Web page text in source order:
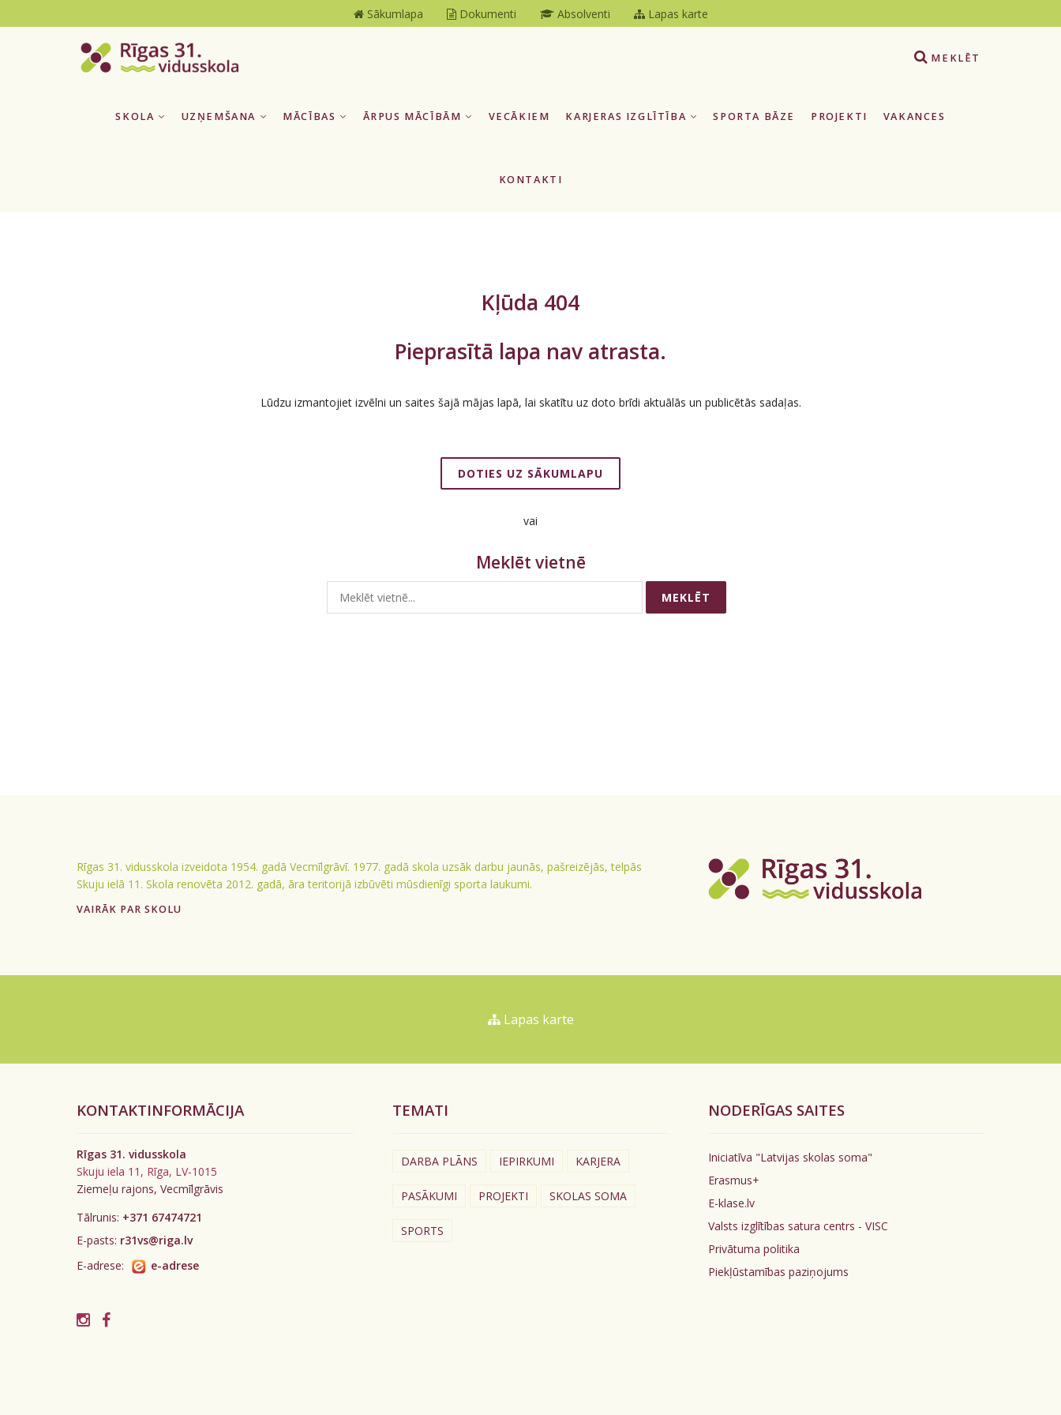
Sākumlapa Dokumenti Absolventi Lapas karte
MEKLĒT
SKOLA UZŅEMŠANA MĀCĪBAS ĀRPUS MĀCĪBĀM VECĀKIEM KARJERAS IZGLĪTĪBA SPORTA BĀZE PROJEKTI VAKANCES
KONTAKTI
Kļūda 404
Pieprasītā lapa nav atrasta.
Lūdzu izmantojiet izvēlni un saites šajā mājas lapā, lai skatītu uz doto brīdi aktuālās un publicētās sadaļas.
DOTIES UZ SĀKUMLAPU
vai
Meklēt vietnē
Rīgas 31. vidusskola izveidota 1954. gadā Vecmīlgrāvī. 1977. gadā skola uzsāk darbu jaunās, pašreizējās, telpās
Skuju ielā 11. Skola renovēta 2012. gadā, āra teritorijā izbūvēti mūsdienīgi sporta laukumi.
VAIRĀK PAR SKOLU
Lapas karte
KONTAKTINFORMĀCIJA
Rīgas 31. vidusskola
Skuju iela 11, Rīga, LV-1015
Ziemeļu rajons, Vecmīlgrāvis
Tālrunis: +371 67474721
E-pasts: r31vs@riga.lv
E-adrese:
e-adrese
TEMATI
DARBA PLĀNS IEPIRKUMI KARJERA
PASĀKUMI PROJEKTI SKOLAS SOMA
SPORTS
NODERĪGAS SAITES
Iniciatīva "Latvijas skolas soma"
Erasmus+
E-klase.lv
Valsts izglītības satura centrs - VISC
Privātuma politika
Piekļūstamības paziņojums